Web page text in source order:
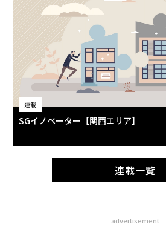
連載
SGイノベーター【関西エリア】
連載一覧
advertisement